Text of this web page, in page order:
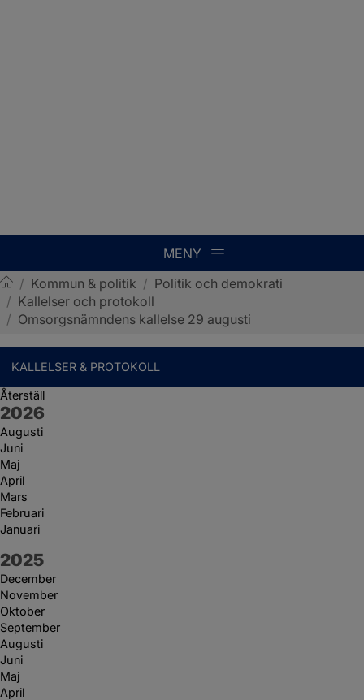
MENY
Sotenäs kommun
/ Kommun & politik / Politik och demokrati
/ Kallelser och protokoll
/ Omsorgsnämndens kallelse 29 augusti
KALLELSER & PROTOKOLL
Återställ
År:
2026
Augusti
Juni
Maj
April
Mars
Februari
Januari
År:
2025
December
November
Oktober
September
Augusti
Juni
Maj
April